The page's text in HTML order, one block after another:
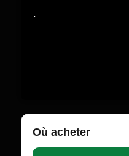
.
Où acheter